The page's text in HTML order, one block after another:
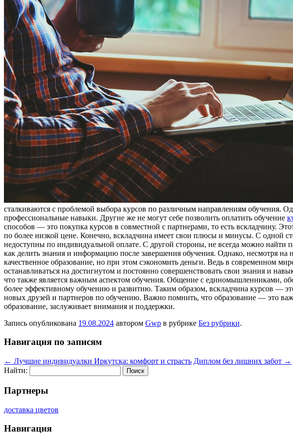
сталкиваются с проблемой выбора курсов по различным направлениям обучения.
профессиональные навыки. Другие же не могут себе позволить оплатить обучение
способов — это покупка курсов в совместной с партнерами, то есть вскладчину.
по более низкой цене. Конечно, вскладчина имеет свои плюсы и минусы. С одной
недоступны по индивидуальной оплате. С другой стороны, не всегда можно найти
как делить знания и информацию после завершения обучения. Однако, несмотря
качественное образование, но при этом сэкономить деньги. Ведь в современном
останавливаться на достигнутом и постоянно совершенствовать свои знания и
что также является важным аспектом обучения. Общение с единомышленниками,
более эффективному обучению и развитию. Таким образом, вскладчина курсов —
новых друзей и партнеров по обучению. Важно помнить, что образование — это
образование, заслуживает внимания и поддержки.
Запись опубликована 19.08.2024 автором Gwp в рубрике Без рубрики.
Навигация по записям
← Лучшие индивидуалки Иркутска: комфорт и страсть Диплом без лишних забот →
Найти:
Партнеры
доставка цветов
Навигация